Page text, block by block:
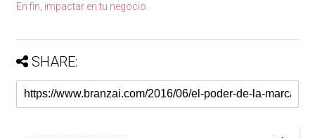
En fin, impactar en tu negocio.
SHARE: